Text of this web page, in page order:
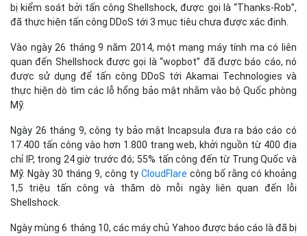
bị kiểm soát bởi tấn công Shellshock, được gọi là “Thanks-Rob”,
đã thực hiện tấn công DDoS tới 3 mục tiêu chưa được xác định.
Vào ngày 26 tháng 9 năm 2014, một mạng máy tính ma có liên
quan đến Shellshock được gọi là “wopbot” đã được báo cáo, nó
được sử dụng để tấn công DDoS tới Akamai Technologies và
thực hiện dò tìm các lỗ hổng bảo mật nhằm vào bộ Quốc phòng
Mỹ.
Ngày 26 tháng 9, công ty bảo mật Incapsula đưa ra báo cáo có
17.400 tấn công vào hơn 1.800 trang web, khởi nguồn từ 400 địa
chỉ IP, trong 24 giờ trước đó; 55% tấn công đến từ Trung Quốc và
Mỹ. Ngày 30 tháng 9, công ty CloudFlare công bố rằng có khoảng
1,5 triệu tấn công và thăm dò mỗi ngày liên quan đến lỗi
Shellshock.
Ngày mùng 6 tháng 10, các máy chủ Yahoo được báo cáo là đã bị